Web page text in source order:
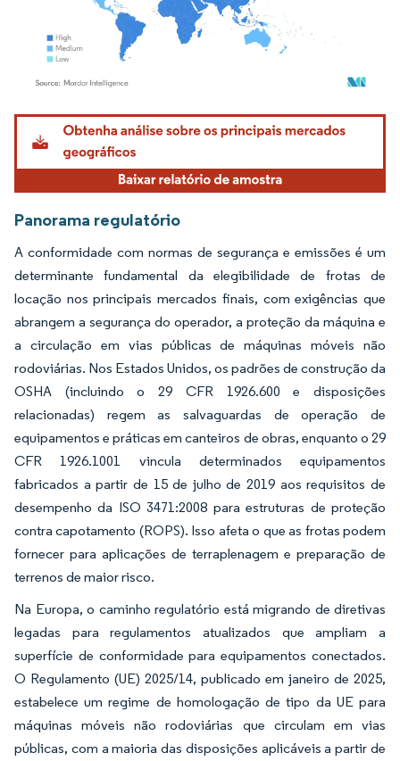
Imagem © Mordor Intelligence. O reuso requer atribuição conforme CC BY 4.0.
Panorama regulatório
A conformidade com normas de segurança e emissões é um
determinante fundamental da elegibilidade de frotas de
locação nos principais mercados finais, com exigências que
abrangem a segurança do operador, a proteção da máquina e
a circulação em vias públicas de máquinas móveis não
rodoviárias. Nos Estados Unidos, os padrões de construção da
OSHA (incluindo o 29 CFR 1926.600 e disposições
relacionadas) regem as salvaguardas de operação de
equipamentos e práticas em canteiros de obras, enquanto o 29
CFR 1926.1001 vincula determinados equipamentos
fabricados a partir de 15 de julho de 2019 aos requisitos de
desempenho da ISO 3471:2008 para estruturas de proteção
contra capotamento (ROPS). Isso afeta o que as frotas podem
fornecer para aplicações de terraplenagem e preparação de
terrenos de maior risco.
Na Europa, o caminho regulatório está migrando de diretivas
legadas para regulamentos atualizados que ampliam a
superfície de conformidade para equipamentos conectados.
O Regulamento (UE) 2025/14, publicado em janeiro de 2025,
estabelece um regime de homologação de tipo da UE para
máquinas móveis não rodoviárias que circulam em vias
públicas, com a maioria das disposições aplicáveis a partir de